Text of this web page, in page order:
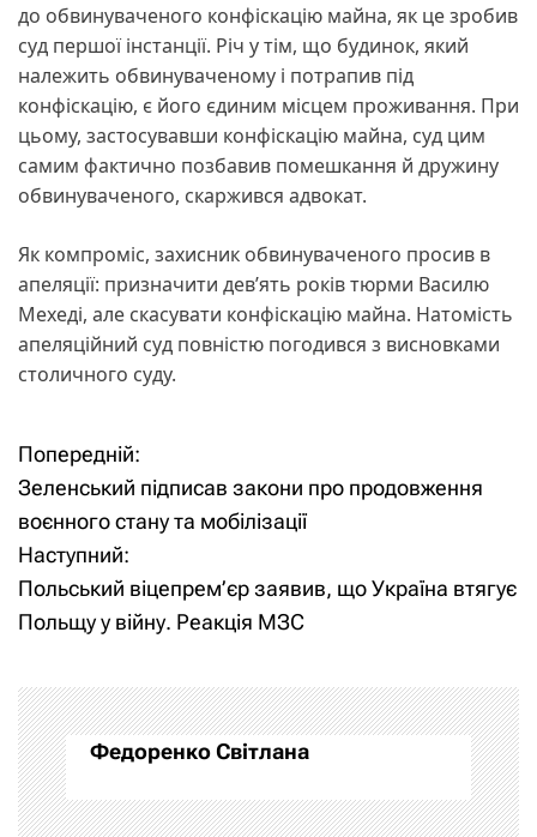
до обвинуваченого конфіскацію майна, як це зробив
суд першої інстанції. Річ у тім, що будинок, який
належить обвинуваченому і потрапив під
конфіскацію, є його єдиним місцем проживання. При
цьому, застосувавши конфіскацію майна, суд цим
самим фактично позбавив помешкання й дружину
обвинуваченого, скаржився адвокат.
Як компроміс, захисник обвинуваченого просив в
апеляції: призначити дев’ять років тюрми Василю
Мехеді, але скасувати конфіскацію майна. Натомість
апеляційний суд повністю погодився з висновками
столичного суду.
Н
а
в
і
а
ц
і
Попередній:
Зеленський підписав закони про продовження
воєнного стану та мобілізації
Наступний:
Польський віцепрем’єр заявив, що Україна втягує
Польщу у війну. Реакція МЗС
Федоренко Світлана